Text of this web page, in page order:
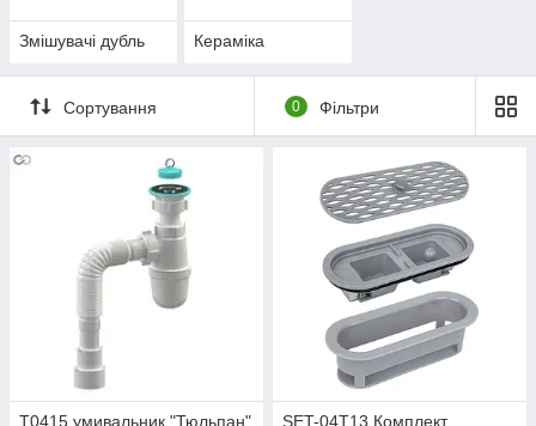
Змішувачі дубль Кераміка
Сортування 0 Фільтри
Т0415 умивальник "Тюльпан"
SET-04T13 Комплект